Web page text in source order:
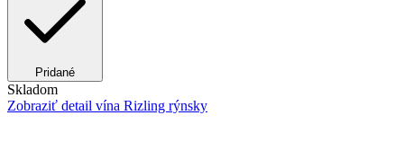
Pridané
Skladom
Zobraziť detail vína Rizling rýnsky